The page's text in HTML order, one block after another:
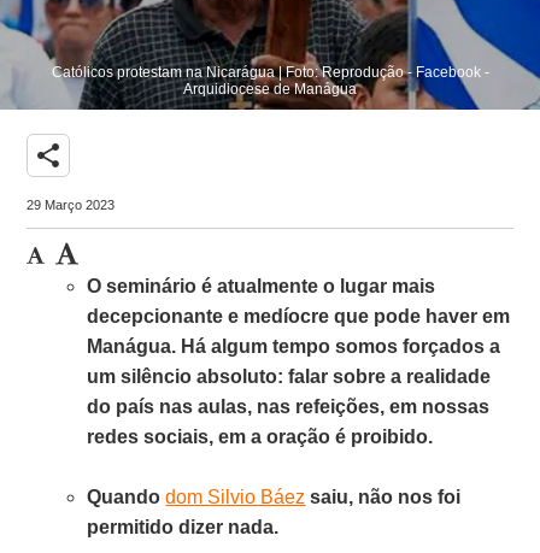
Católicos protestam na Nicarágua | Foto: Reprodução - Facebook -
Arquidiocese de Manágua
share
29 Março 2023
O seminário é atualmente o lugar mais
decepcionante e medíocre que pode haver em
Manágua. Há algum tempo somos forçados a
um silêncio absoluto: falar sobre a realidade
do país nas aulas, nas refeições, em nossas
redes sociais, em a oração é proibido.
Quandodom Silvio Báez saiu, não nos foi
permitido dizer nada.